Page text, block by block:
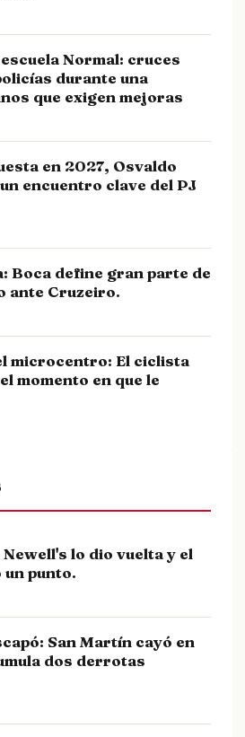
Normal: cruces
durante una
que exigen mejoras
en 2027, Osvaldo
encuentro clave del PJ
Boca define gran parte de
ante Cruzeiro.
microcentro: El ciclista
momento en que le
lo dio vuelta y el
punto.
San Martín cayó en
dos derrotas